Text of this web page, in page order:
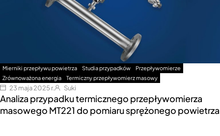
Mierniki przepływu powietrza Studia przypadków
Przepływomierze
Zrównoważona energia
Termiczny przepływomierz masowy
23 maja 2025 r. Suki
Analiza przypadku termicznego przepływomierza
masowego MT221 do pomiaru sprężonego powietrza